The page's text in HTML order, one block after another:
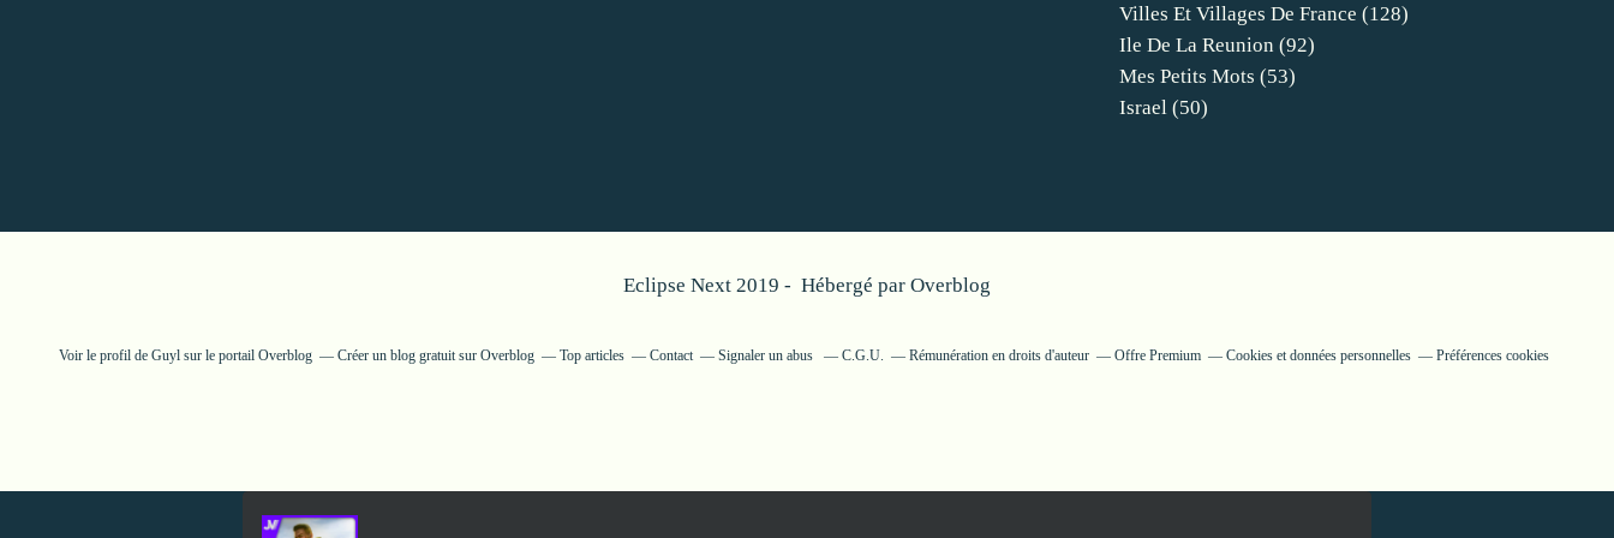
Villes Et Villages De France (128)
Ile De La Reunion (92)
Mes Petits Mots (53)
Israel (50)
Eclipse Next 2019 - Hébergé par Overblog
Voir le profil de Guylsur le portail Overblog Créer un blog gratuit sur Overblog Top articles Contact Signaler un abus C.G.U. Rémunération en droits d'auteur Offre Premium Cookies et données personnelles Préférences cookies